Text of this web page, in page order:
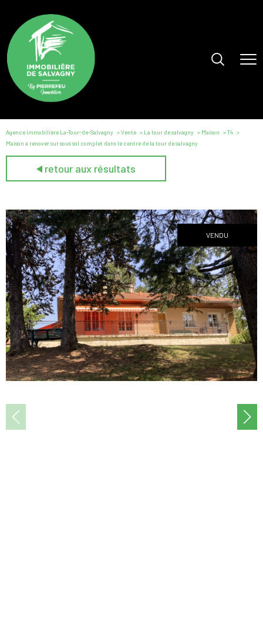
Agence immobilière La-Tour-de-Salvagny Vente La tour de salvagny Maison
T4
Maison a renover sur sous sol complet dans le centre de la tour de salvagny
retour aux résultats
VENDU